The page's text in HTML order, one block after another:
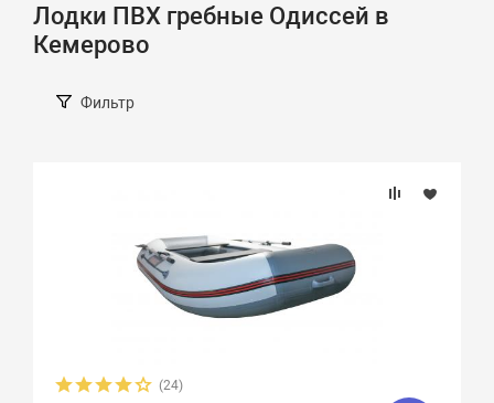
Лодки ПВХ гребные Одиссей в
Кемерово
Фильтр
(24)